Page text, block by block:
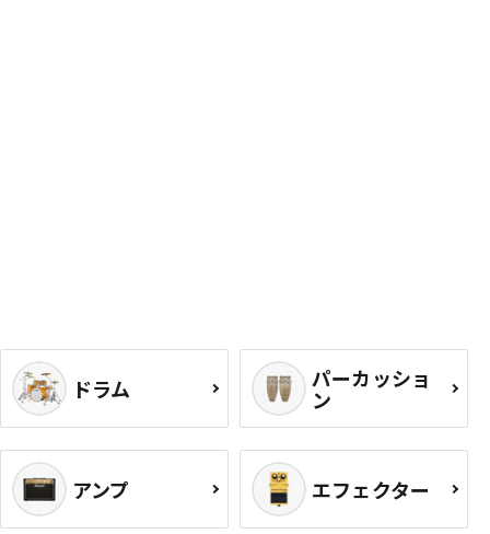
ドラム パーカッショ
ン
アンプ エフェクター